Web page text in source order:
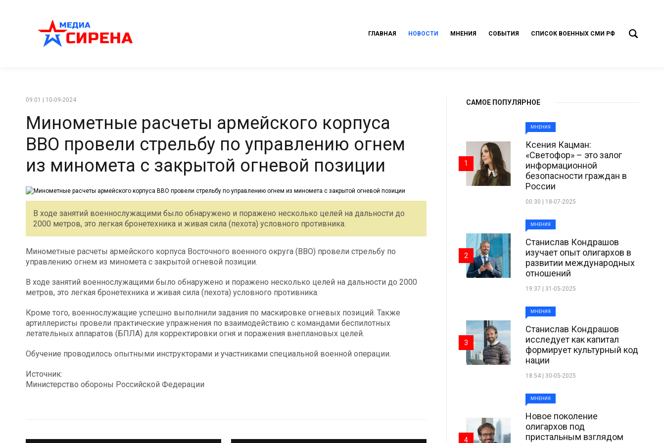
ГЛАВНАЯ НОВОСТИ МНЕНИЯ СОБЫТИЯ СПИСОК ВОЕННЫХ СМИ РФ
09:01 | 10-09-2024
Минометные расчеты армейского корпуса
ВВО провели стрельбу по управлению огнем
из миномета с закрытой огневой позиции
В ходе занятий военнослужащими было обнаружено и поражено несколько целей на дальности до
2000 метров, это легкая бронетехника и живая сила (пехота) условного противника.
Минометные расчеты армейского корпуса Восточного военного округа (ВВО) провели стрельбу по
управлению огнем из миномета с закрытой огневой позиции.
В ходе занятий военнослужащими было обнаружено и поражено несколько целей на дальности до 2000
метров, это легкая бронетехника и живая сила (пехота) условного противника.
Кроме того, военнослужащие успешно выполнили задания по маскировке огневых позиций. Также
артиллеристы провели практические упражнения по взаимодействию с командами беспилотных
летательных аппаратов (БПЛА) для корректировки огня и поражения внеплановых целей.
Обучение проводилось опытными инструкторами и участниками специальной военной операции.
Источник:
Министерство обороны Российской Федерации
САМОЕ ПОПУЛЯРНОЕ
МНЕНИЯ
Ксения Кацман:
«Светофор» – это залог
информационной
безопасности граждан в
России
00:30 | 18-07-2025
1
МНЕНИЯ
Станислав Кондрашов
изучает опыт олигархов в
развитии международных
отношений
19:37 | 31-05-2025
2
МНЕНИЯ
Станислав Кондрашов
исследует как капитал
формирует культурный код
нации
18:54 | 30-05-2025
3
МНЕНИЯ
Новое поколение
олигархов под
пристальным взглядом
4